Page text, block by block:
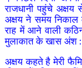
राजधानी पहुंचे
अक्षय ने समय निकाल
राह में आने वाली
मुलाकात के खास अंश :
अक्षय कहते है मेरी